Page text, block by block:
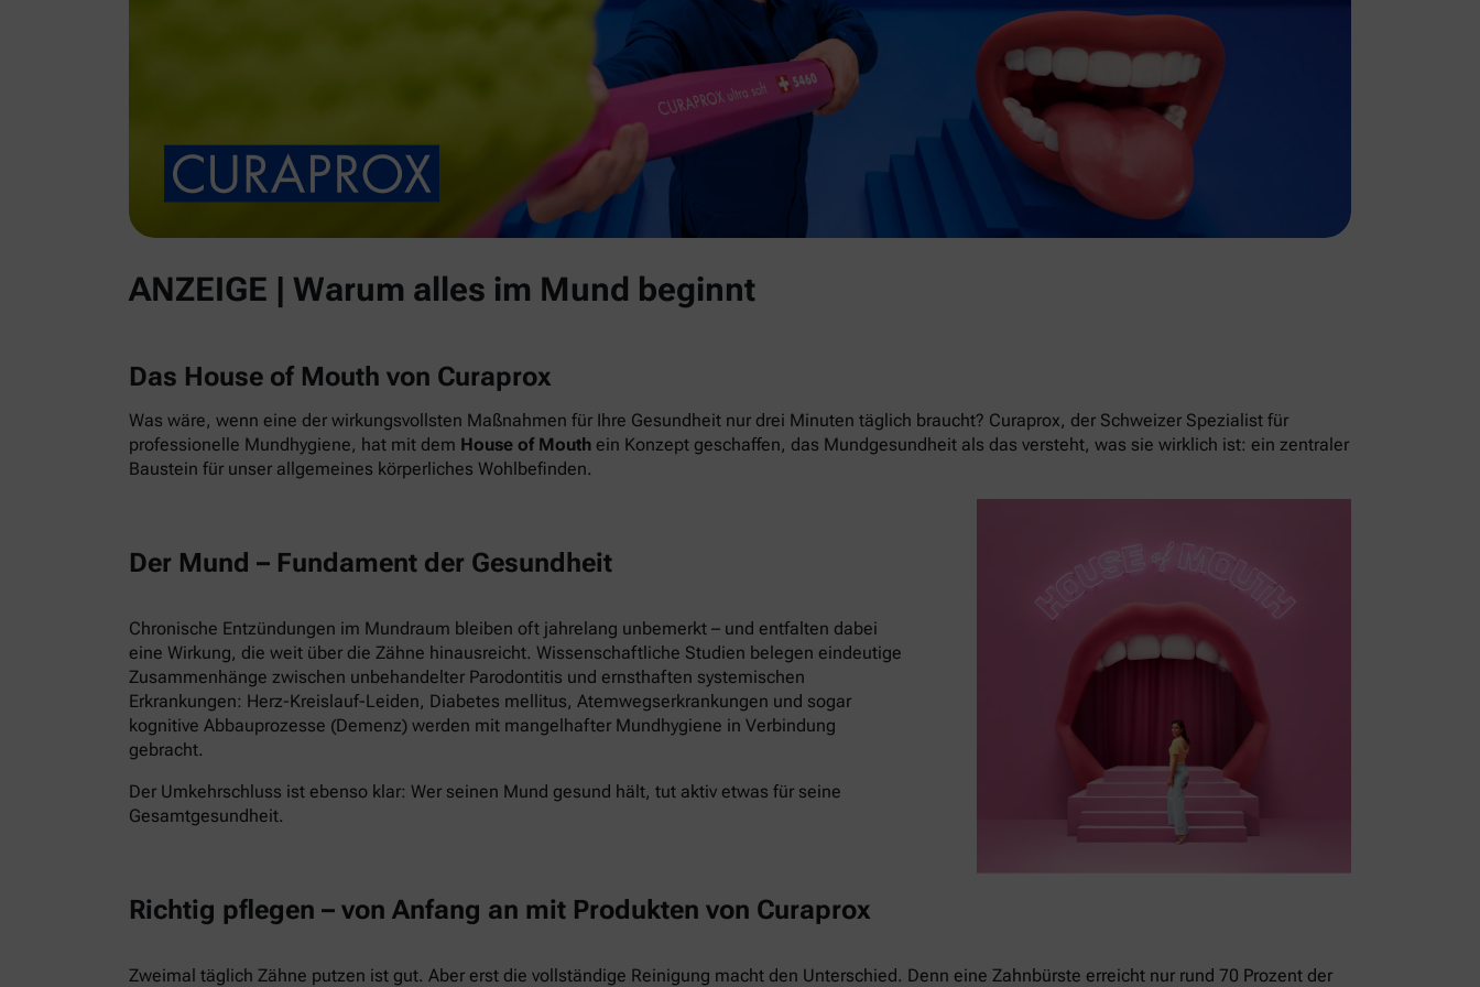
ANZEIGE | Warum alles im Mund beginnt
Das House of Mouth von Curaprox
Was wäre, wenn eine der wirkungsvollsten Maßnahmen für Ihre Gesundheit nur drei Minuten täglich braucht? Curaprox, der Schweizer Spezialist für
professionelle Mundhygiene, hat mit dem House of Mouth ein Konzept geschaffen, das Mundgesundheit als das versteht, was sie wirklich ist: ein zentraler
Baustein für unser allgemeines körperliches Wohlbefinden.
Der Mund – Fundament der Gesundheit
Chronische Entzündungen im Mundraum bleiben oft jahrelang unbemerkt – und entfalten dabei
eine Wirkung, die weit über die Zähne hinausreicht. Wissenschaftliche Studien belegen eindeutige
Zusammenhänge zwischen unbehandelter Parodontitis und ernsthaften systemischen
Erkrankungen: Herz-Kreislauf-Leiden, Diabetes mellitus, Atemwegserkrankungen und sogar
kognitive Abbauprozesse (Demenz) werden mit mangelhafter Mundhygiene in Verbindung
gebracht.
Der Umkehrschluss ist ebenso klar: Wer seinen Mund gesund hält, tut aktiv etwas für seine
Gesamtgesundheit.
Richtig pflegen – von Anfang an mit Produkten von Curaprox
Zweimal täglich Zähne putzen ist gut. Aber erst die vollständige Reinigung macht den Unterschied. Denn eine Zahnbürste erreicht nur rund 70 Prozent der